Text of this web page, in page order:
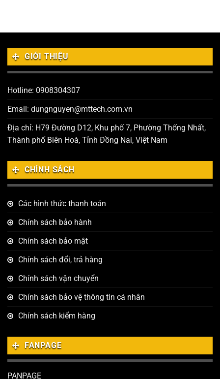
GIỚI THIỆU
Hotline: 0908304307
Email: dungnguyen@mttech.com.vn
Địa chỉ: H79 Đường D12, Khu phố 7, Phường Thống Nhất,
Thành phố Biên Hoà, Tỉnh Đồng Nai, Việt Nam
CHÍNH SÁCH
Các hình thức thanh toán
Chính sách bảo hành
Chính sách bảo mật
Chính sách đổi, trả hàng
Chính sách vận chuyển
Chính sách bảo vệ thông tin cá nhân
Chính sách kiểm hàng
FANPAGE
PANPAGE